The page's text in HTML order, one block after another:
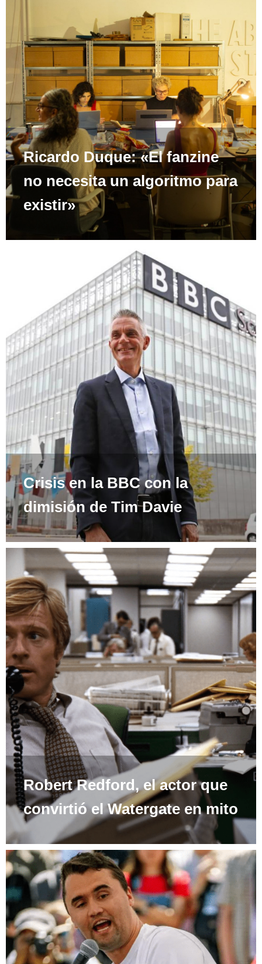
Ricardo Duque: «El fanzine
no necesita un algoritmo para
existir»
Crisis en la BBC con la
dimisión de Tim Davie
Robert Redford, el actor que
convirtió el Watergate en mito